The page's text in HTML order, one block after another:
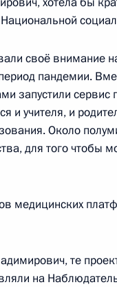
Кремль
Кремль
Национальной
своё внимание
пандемии.
запустили сервис
и учителя, и
Около
для того чтобы
медицинских
те
на